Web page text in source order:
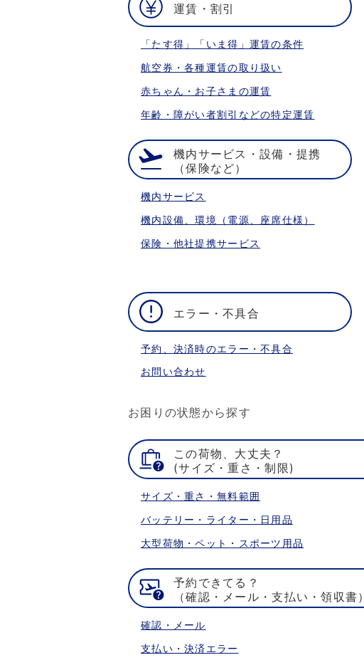
運賃・割引
「たす得」「いま得」運賃の条件
航空券・各種運賃の取り扱い
赤ちゃん・お子さまの運賃
年齢・障がい者割引などの特定運賃
機内サービス・設備・提携
（保険など）
機内サービス
機内設備、環境（電源、座席仕様）
保険・他社提携サービス
エラー・不具合
予約、決済時のエラー・不具合
お問い合わせ
お困りの状態から探す
この荷物、大丈夫？
(サイズ・重さ・制限)
サイズ・重さ・無料範囲
バッテリー・ライター・日用品
大型荷物・ペット・スポーツ用品
予約できてる？
（確認・メール・支払い・領収書）
確認・メール
支払い・決済エラー